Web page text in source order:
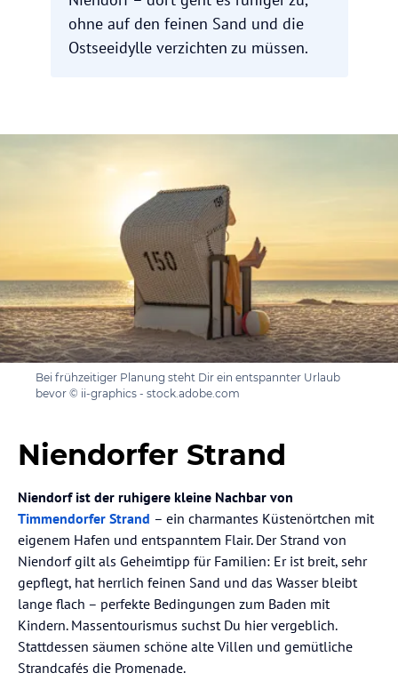
ohne auf den feinen Sand und die
Ostseeidylle verzichten zu müssen.
Bei frühzeitiger Planung steht Dir ein entspannter Urlaub
bevor © ii-graphics - stock.adobe.com
Niendorfer Strand
Niendorf ist der ruhigere kleine Nachbar von
Timmendorfer Strand – ein charmantes Küstenörtchen mit
eigenem Hafen und entspanntem Flair. Der Strand von
Niendorf gilt als Geheimtipp für Familien: Er ist breit, sehr
gepflegt, hat herrlich feinen Sand und das Wasser bleibt
lange flach – perfekte Bedingungen zum Baden mit
Kindern. Massentourismus suchst Du hier vergeblich.
Stattdessen säumen schöne alte Villen und gemütliche
Strandcafés die Promenade.